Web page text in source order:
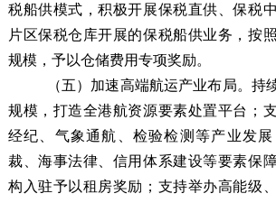
税船供模式，积极开展保税直供、保税
片区保税仓库开展的保税船供业务，按
规模，予以仓储费用专项奖励。
（五）加速高端航运产业布局。 持
规模，打造全港航资源要素处置平台；
经纪、气象通航
、检验检测等产业发展
裁、海事法律、信用体系建设等要素保
构入驻予以租房奖励 ；支持举办高能级